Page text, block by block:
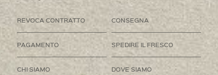
REVOCA CONTRATTO CONSEGNA
PAGAMENTO SPEDIRE IL FRESCO
CHI SIAMO DOVE SIAMO